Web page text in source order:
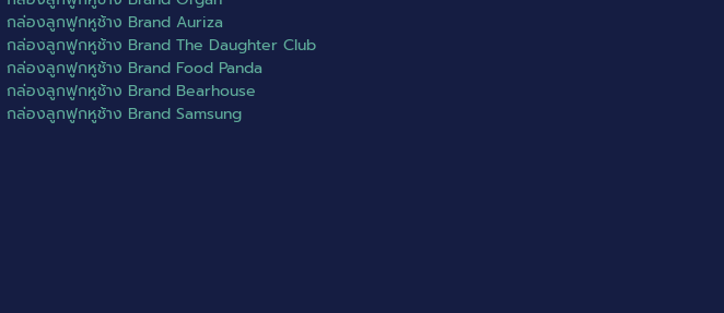
กล่องลูกฟูกหูช้าง Brand Auriza
กล่องลูกฟูกหูช้าง Brand The Daughter Club
กล่องลูกฟูกหูช้าง Brand Food Panda
กล่องลูกฟูกหูช้าง Brand Bearhouse
กล่องลูกฟูกหูช้าง Brand Samsung